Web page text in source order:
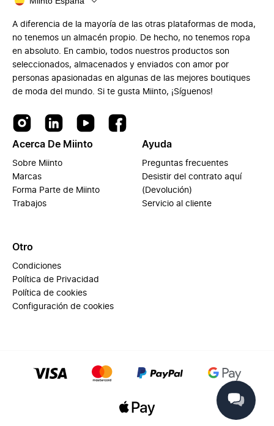
A diferencia de la mayoría de las otras plataformas de moda,
no tenemos un almacén propio. De hecho, no tenemos ropa
en absoluto. En cambio, todos nuestros productos son
seleccionados, almacenados y enviados con amor por
personas apasionadas en algunas de las mejores boutiques
de moda del mundo. Si te gusta Miinto, ¡Síguenos!
Acerca De Miinto
Sobre Miinto
Marcas
Forma Parte de Miinto
Trabajos
Ayuda
Preguntas frecuentes
Desistir del contrato aquí
(Devolución)
Servicio al cliente
Otro
Condiciones
Política de Privacidad
Política de cookies
Configuración de cookies